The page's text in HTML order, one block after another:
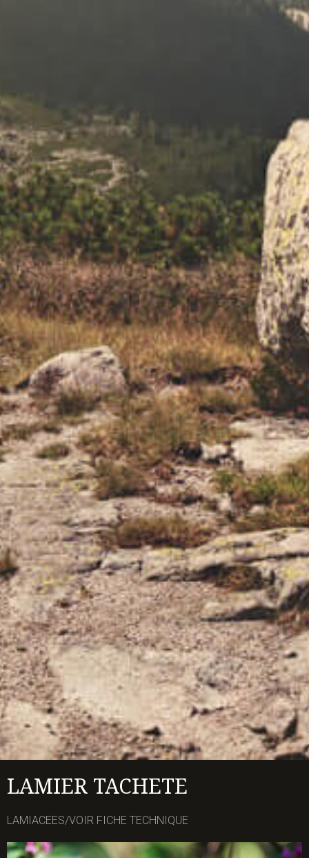
LAMIER TACHETE
LAMIACEES/VOIR FICHE TECHNIQUE